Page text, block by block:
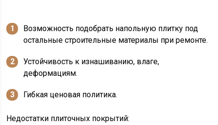
Возможность подобрать напольную плитку под
остальные строительные материалы при ремонте.
Устойчивость к изнашиванию, влаге,
деформациям.
Гибкая ценовая политика.
Недостатки плиточных покрытий: